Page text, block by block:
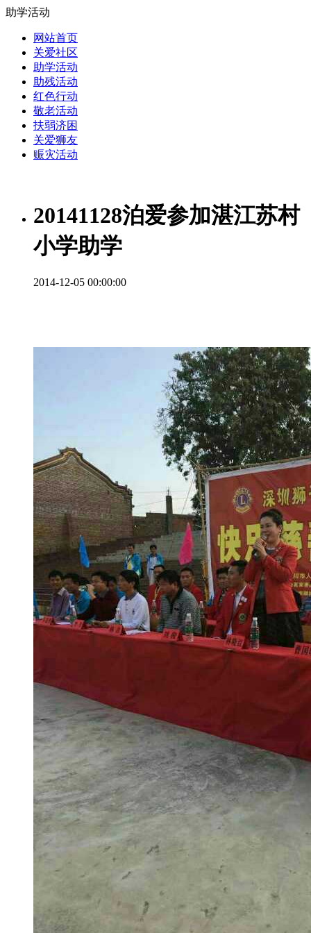
助学活动
网站首页
关爱社区
助学活动
助残活动
红色行动
敬老活动
扶弱济困
关爱狮友
赈灾活动
20141128泊爱参加湛江苏村
小学助学
2014-12-05 00:00:00